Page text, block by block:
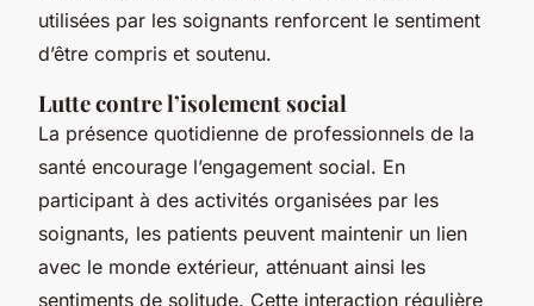
utilisées par les soignants renforcent le sentiment
d’être compris et soutenu.
Lutte contre l’isolement social
La présence quotidienne de professionnels de la
santé encourage l’engagement social. En
participant à des activités organisées par les
soignants, les patients peuvent maintenir un lien
avec le monde extérieur, atténuant ainsi les
sentiments de solitude. Cette interaction régulière